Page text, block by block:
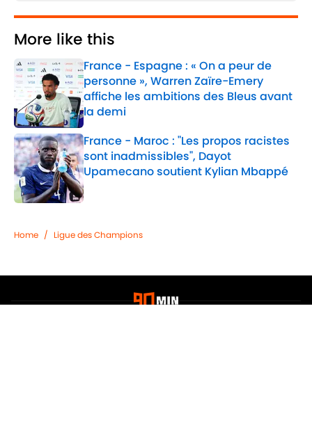
More like this
France - Espagne : « On a peur de
personne », Warren Zaïre-Emery
affiche les ambitions des Bleus avant
la demi
Published by on Invalid Date
France - Maroc : "Les propos racistes
sont inadmissibles", Dayot
Upamecano soutient Kylian Mbappé
Published by on Invalid Date
Home / Ligue des Champions